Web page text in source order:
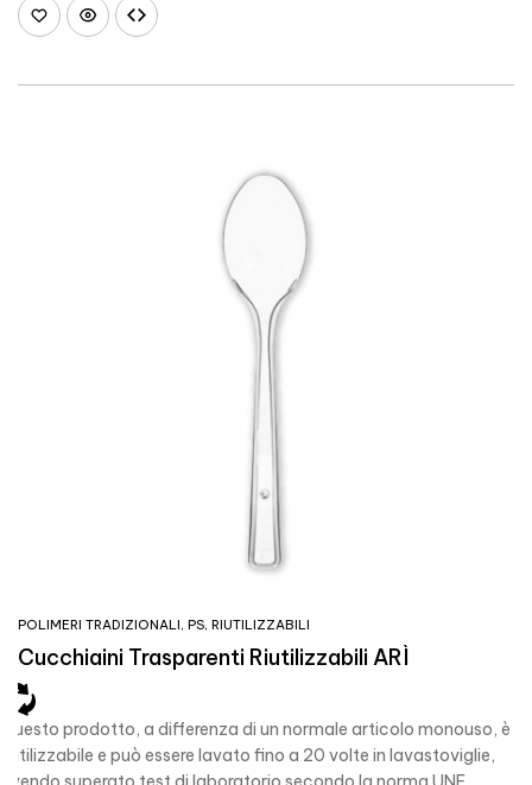
POLIMERI TRADIZIONALI, PS, RIUTILIZZABILI
Cucchiaini Trasparenti Riutilizzabili ARÌ
Questo prodotto, a differenza di un normale articolo monouso, è
riutilizzabile e può essere lavato fino a 20 volte in lavastoviglie,